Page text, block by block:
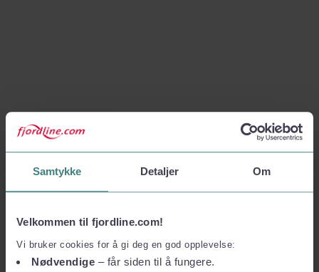
Samtykke Detaljer Om
Velkommen til fjordline.com!
Vi bruker cookies for å gi deg en god opplevelse:
Nødvendige – får siden til å fungere.